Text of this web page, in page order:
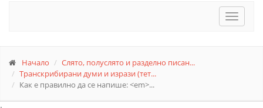
Toggle
Начало
Слято, полуслято и разделно писан...
Транскрибирани думи и изрази (тет...
Как е правилно да се напише: <em>...